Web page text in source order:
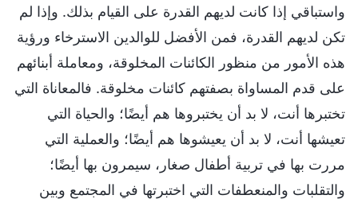
واستباقي إذا كانت لديهم القدرة على القيام بذلك. وإذا لم
تكن لديهم القدرة، فمن الأفضل للوالدين الاسترخاء ورؤية
هذه الأمور من منظور الكائنات المخلوقة، ومعاملة أبنائهم
على قدم المساواة بصفتهم كائنات مخلوقة. فالمعاناة التي
تختبرها أنت، لا بد أن يختبروها هم أيضًا؛ والحياة التي
تعيشها أنت، لا بد أن يعيشوها هم أيضًا؛ والعملية التي
مررت بها في تربية أطفال صغار، سيمرون بها أيضًا؛
والتقلبات والمنعطفات التي اختبرتها في المجتمع وبين